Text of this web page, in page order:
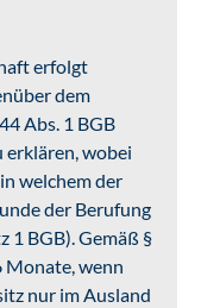
erfolgt
dem
Abs. 1 BGB
erklären, wobei
welchem der
der Berufung
1 BGB). Gemäß §
Monate, wenn
nur im Ausland